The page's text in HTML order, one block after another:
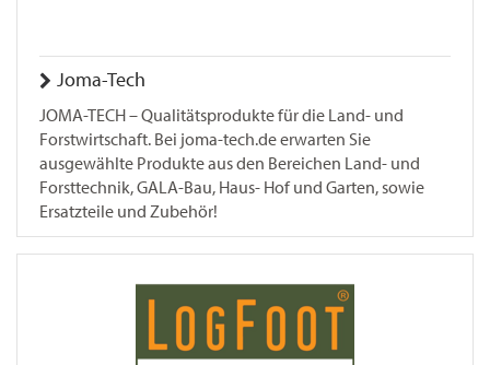
Joma-Tech
JOMA-TECH – Qualitätsprodukte für die Land- und
Forstwirtschaft. Bei joma-tech.de erwarten Sie
ausgewählte Produkte aus den Bereichen Land- und
Forsttechnik, GALA-Bau, Haus- Hof und Garten, sowie
Ersatzteile und Zubehör!